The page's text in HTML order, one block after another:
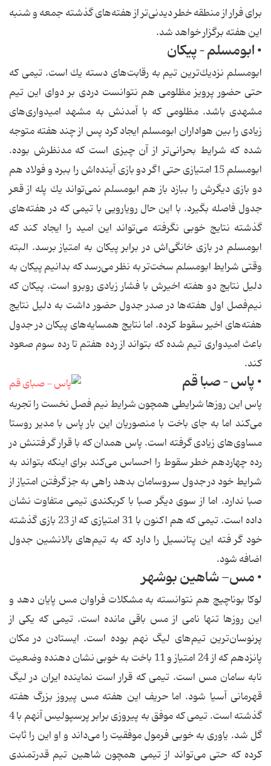
برای فرار از منطقه خطر دیدنی‌تر از هفته‌های گذشته جمعه و شنبه
این هفته برگزار خواهد شد.
• ابومسلم – پیكان
ابومسلم نزدیك‌ترین تیم به رقابت‌های دسته یك است. تیمی كه
حتی حضور پرویز مظلومی هم نتوانست دردی بر دوای این تیم
مشهدی باشد. مظلومی كه با آمدنش به مشهد امیدواری‌های
زیادی را بین هواداران ابومسلم ایجاد كرد پس از چند هفته متوجه
شده كه شرایط بحرانی‌تر از آن چیزی است كه مدنظرش بوده.
ابومسلم 15 امتیازی حتی اگر دو بازی آینده‌اش را ببرد و فولاد هم
دو بازی دیگرش را ببازد باز هم ابومسلم نمی‌تواند یك پله از قعر
جدول فاصله بگیرد. با این حال رویارویی با تیمی كه در هفته‌های
گذشته نتایج خوبی نگرفته می‌تواند این امید را ایجاد كند كه
ابومسلم در بازی خانگی‌اش در برابر پیكان به امتیاز برسد. البته
وقتی شرایط ابومسلم سخت‌تر به نظر می‌رسد كه بدانیم پیكان به
دلیل نتایج دو هفته اخیرش با فشار زیادی روبرو است. پیكان كه
نیم‌فصل اول هفته‌ها در صدر جدول حضور داشت به دلیل نتایج
هفته‌های اخیر سقوط كرده. اما نتایج همسایه‌های پیكان در جدول
باعث امیدواری تیم شده كه بتواند از رده هفتم تا رده سوم صعود
كند.
• پاس – صبا قم
پاس این روزها شرایطی همچون شرایط نیم فصل نخست را تجربه
می‌كند اما به جای باخت با منصوریان این بار پاس با مدیر روستا
مساوی‌های زیادی گرفته است. پاس همدان كه با قرار گر فتنش در
رده چهاردهم خطر سقوط را احساس می‌كند برای اینكه بتواند به
شرایط خود در جدول سروسامان بدهد راهی به جز گرفتن امتیاز از
صبا ندارد. اما از سوی دیگر صبا با كربكندی تیمی متفاوت نشان
داده است. تیمی كه هم اكنون با 31 امتیازی كه از 23 بازی گذشته
خود گر فته این پتانسیل را دارد كه به تیم‌های بالانشین جدول
اضافه شود.
• مس- شاهین بوشهر
لوكا بوناچیچ هم نتوانسته به مشكلات فراوان مس پایان دهد و
این روزها تنها نامی از مس باقی مانده است. تیمی كه یكی از
پرنوسان‌ترین تیم‌های لیگ نهم بوده است. ایستادن در مكان
پانزدهم كه از 24 امتیاز و 11 باخت به خوبی نشان دهنده وضعیت
نابه سامان مس است. تیمی كه قرار است نماینده ایران در لیگ
قهرمانی آسیا شود. اما حریف این هفته مس پیروز بزرگ هفته
گذشته است. تیمی كه موفق به پیروزی برابر پرسپولیس آنهم با 4
گل شد. یاوری به خوبی فرمول موفقیت را می‌داند و او این را ثابت
كرده كه حتی می‌تواند از تیمی همچون شاهین تیم قدرتمندی